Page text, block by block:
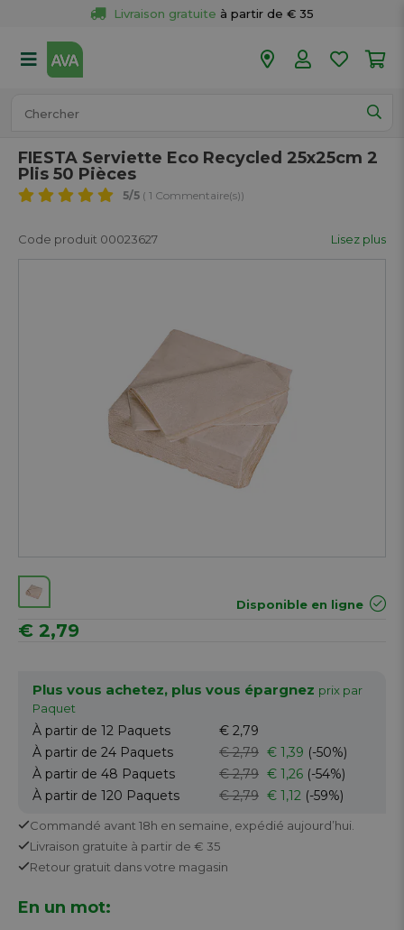
Livraison gratuite à partir de € 35
50 magasins
FIESTA Serviette Eco Recycled 25x25cm 2
Plis 50 Pièces
5/5 ( 1 Commentaire(s))
Code produit 00023627 Lisez plus
Disponible en ligne
€ 2,79
Plus vous achetez, plus vous épargnez prix par
Paquet
À partir de 12 Paquets
€ 2,79
À partir de 24 Paquets € 2,79 € 1,39 (-50%)
À partir de 48 Paquets € 2,79 € 1,26 (-54%)
À partir de 120 Paquets € 2,79 € 1,12 (-59%)
Commandé avant 18h en semaine, expédié aujourd’hui.
Livraison gratuite à partir de € 35
Retour gratuit dans votre magasin
En un mot: